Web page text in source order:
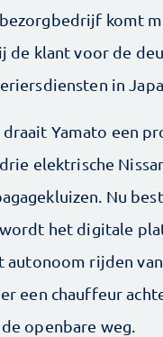
bezorgbedrijf komt
de klant voor de
in
Yamato een
elektrische
Nu
het digitale
autonoom rijden
een chauffeur
openbare weg.